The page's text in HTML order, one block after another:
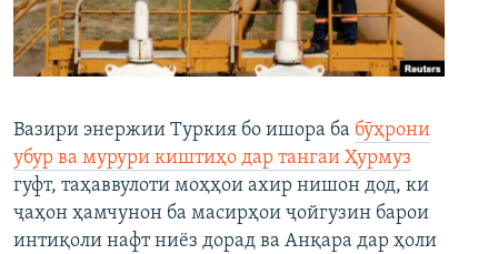
Вазири энержии Туркия бо ишора ба бӯҳрони
убур ва мурури киштиҳо дар тангаи Ҳурмуз
гуфт, таҳаввулоти моҳҳои ахир нишон дод, ки
ҷаҳон ҳамчунон ба масирҳои ҷойгузин барои
интиқоли нафт ниёз дорад ва Анқара дар ҳоли